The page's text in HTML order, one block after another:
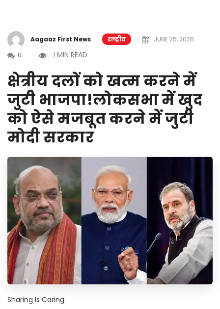
Aagaaz First News राष्ट्रीय
JUNE 25, 2026
0
1 MIN READ
क्षेत्रीय दलों को खत्म करने में
जुटी भाजपा!लोकसभा में खुद
को ऐसे मजबूत करने में जुटी
मोदी सरकार
Sharing Is Caring: